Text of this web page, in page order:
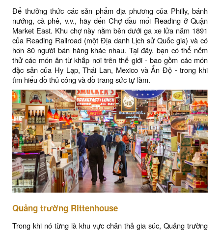
Để thưởng thức các sản phẩm địa phương của Philly, bánh
nướng, cà phê, v.v., hãy đến Chợ đầu mối Reading ở Quận
Market East. Khu chợ này nằm bên dưới ga xe lửa năm 1891
của Reading Railroad (một Địa danh Lịch sử Quốc gia) và có
hơn 80 người bán hàng khác nhau. Tại đây, bạn có thể nếm
thử các món ăn từ khắp nơi trên thế giới - bao gồm các món
đặc sản của Hy Lạp, Thái Lan, Mexico và Ấn Độ - trong khi
tìm hiểu đồ thủ công và đồ trang sức tự làm.
Quảng trường Rittenhouse
Trong khi nó từng là khu vực chăn thả gia súc, Quảng trường